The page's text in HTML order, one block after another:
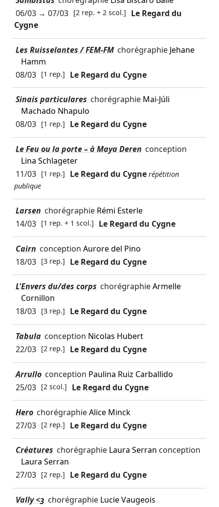
06/03→ 07/03 [2 rep. + 2 scol.]
Le Regard du
Cygne
Les Ruisselantes / FEM-FM chorégraphie Jehane
Hamm
08/03 [1 rep.] Le Regard du Cygne
Sinais particulares chorégraphie Mai-Júli
Machado Nhapulo
08/03 [1 rep.] Le Regard du Cygne
Le Feu ou la porte – à Maya Deren conception
Lina Schlageter
11/03 [1 rep.] Le Regard du Cygne répétition
publique
Larsen chorégraphie Rémi Esterle
14/03 [1 rep. + 1 scol.] Le Regard du Cygne
Cairn conception Aurore del Pino
18/03 [3 rep.] Le Regard du Cygne
L'Envers du/des corps chorégraphieArmelle
Cornillon
18/03 [3 rep.] Le Regard du Cygne
Tabula conception Nicolas Hubert
22/03 [2 rep.] Le Regard du Cygne
Arrullo conception Paulina Ruiz Carballido
25/03 [2 scol.] Le Regard du Cygne
Hero chorégraphieAlice Minck
27/03 [2 rep.] Le Regard du Cygne
Créatures chorégraphie Laura Serran conception
Laura Serran
27/03 [2 rep.] Le Regard du Cygne
Vally <3 chorégraphie Lucie Vaugeois